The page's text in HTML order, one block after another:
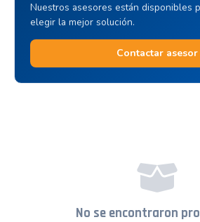
Nuestros asesores están disponibles
elegir la mejor solución.
Contactar asesor
No se encontraron